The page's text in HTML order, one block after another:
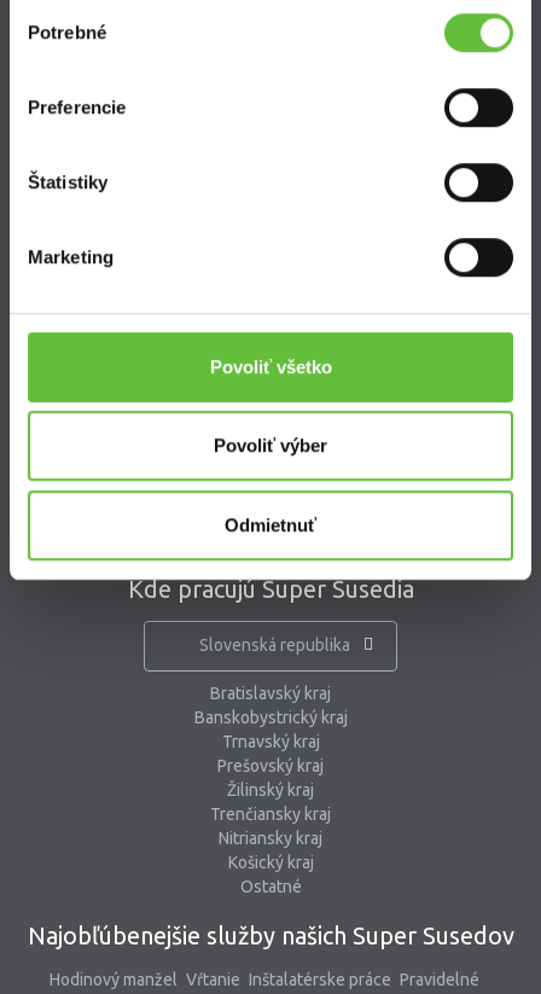
súhlasu
Potrebné
Preferencie
Štatistiky
Marketing
Povoliť všetko
Povoliť výber
Odmietnuť
Kontakt
Supersused.sk s.r.o.
Kde pracujú Super Susedia
Slovenská republika
Bratislavský kraj
Banskobystrický kraj
Trnavský kraj
Prešovský kraj
Žilinský kraj
Trenčiansky kraj
Nitriansky kraj
Košický kraj
Ostatné
Najobľúbenejšie služby našich Super Susedov
Hodinový manžel Vŕtanie Inštalatérske práce Pravidelné